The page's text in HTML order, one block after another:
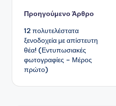
Πλοήγηση
δημοσιεύσεων
Προηγούμενο Άρθρο
12 πολυτελέστατα
ξενοδοχεία με απίστευτη
θέα! (Εντυπωσιακές
φωτογραφίες – Μέρος
πρώτο)